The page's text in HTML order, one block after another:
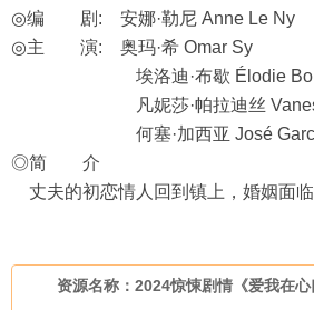
◎编 剧: 安娜·勒尼 Anne Le Ny
◎主 演: 奥玛·希 Omar Sy
埃洛迪·布歇 Élodie
凡妮莎·帕拉迪丝
何塞·加西亚 José
◎简 介
丈夫的初恋情人回到镇上，婚姻面临
资源名称：2024惊悚剧情《爱我在